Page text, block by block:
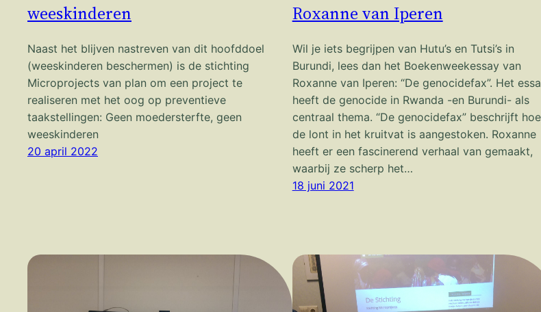
weeskinderen
Naast het blijven nastreven van dit hoofddoel
(weeskinderen beschermen) is de stichting
Microprojects van plan om een project te
realiseren met het oog op preventieve
taakstellingen: Geen moedersterfte, geen
weeskinderen
20 april 2022
Roxanne van Iperen
Wil je iets begrijpen van Hutu’s en Tutsi’s in
Burundi, lees dan het Boekenweekessay van
Roxanne van Iperen: “De genocidefax”. Het
heeft de genocide in Rwanda -en Burundi- als
centraal thema. “De genocidefax” beschrijft hoe
de lont in het kruitvat is aangestoken. Roxanne
heeft er een fascinerend verhaal van gemaakt,
waarbij ze scherp het…
18 juni 2021